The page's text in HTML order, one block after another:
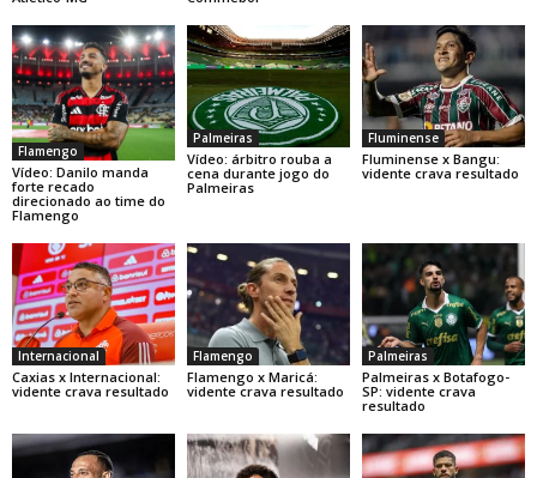
Flamengo
Vídeo: Danilo manda
forte recado
direcionado ao time do
Flamengo
Palmeiras
Vídeo: árbitro rouba a
cena durante jogo do
Palmeiras
Fluminense
Fluminense x Bangu:
vidente crava resultado
Internacional
Caxias x Internacional:
vidente crava resultado
Flamengo
Flamengo x Maricá:
vidente crava resultado
Palmeiras
Palmeiras x Botafogo-
SP: vidente crava
resultado